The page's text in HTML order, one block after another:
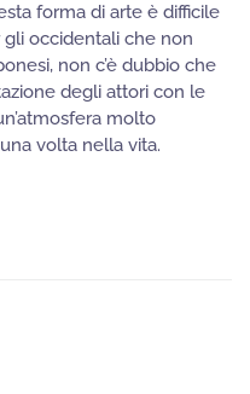
forma di arte è difficile
occidentali che non
non c’è dubbio che
degli attori con le
molto
volta nella vita.